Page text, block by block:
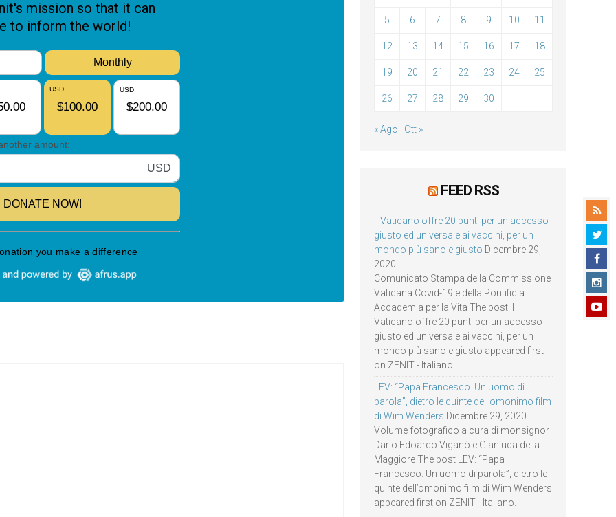
5 6 7 8 9 10 11
12 13 14 15 16 17 18
19 20 21 22 23 24 25
26 27 28 29 30
« Ago Ott »
FEED RSS
Il Vaticano offre 20 punti per un accesso
giusto ed universale ai vaccini, per un
mondo più sano e giusto Dicembre 29,
2020
Comunicato Stampa della Commissione
Vaticana Covid-19 e della Pontificia
Accademia per la Vita The post Il
Vaticano offre 20 punti per un accesso
giusto ed universale ai vaccini, per un
mondo più sano e giusto appeared first
on ZENIT - Italiano.
LEV: “Papa Francesco. Un uomo di
parola”, dietro le quinte dell’omonimo film
di Wim Wenders Dicembre 29, 2020
Volume fotografico a cura di monsignor
Dario Edoardo Viganò e Gianluca della
Maggiore The post LEV: “Papa
Francesco. Un uomo di parola”, dietro le
quinte dell’omonimo film di Wim Wenders
appeared first on ZENIT - Italiano.